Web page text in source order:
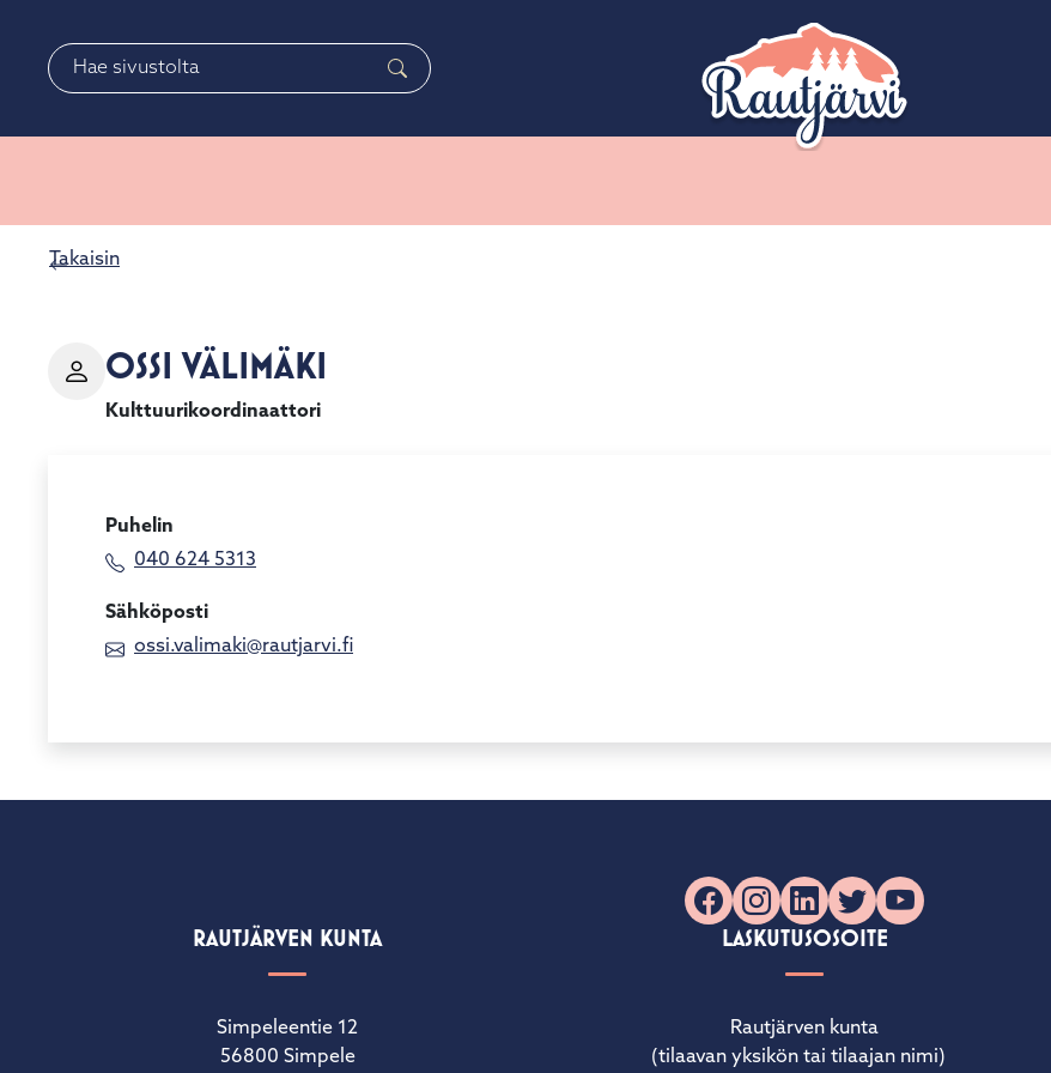
Haku
Takaisin
OSSI VÄLIMÄKI
Kulttuurikoordinaattori
Puhelin
040 624 5313
Sähköposti
ossi.valimaki@rautjarvi.fi
Facebook
Instagram
LinkedIn
X YouTube
RAUTJÄRVEN KUNTA
Simpeleentie 12
56800 Simpele
LASKUTUSOSOITE
Rautjärven kunta
(tilaavan yksikön tai tilaajan nimi)